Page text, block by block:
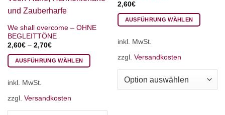
We shall overcome – OHNE
BEGLEITTÖNE
2,60€– 2,70€
AUSFÜHRUNG WÄHLEN
Produkt
mehrere
inkl. MwSt.
zzgl. Versandkosten
2,60€
AUSFÜHRUNG WÄHLEN
Produkt
mehrere
auf.
inkl. MwSt.
zzgl. Versandkosten